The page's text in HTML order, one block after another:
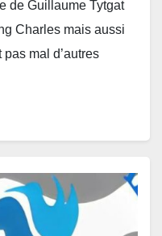
de Guillaume Tytgat
Charles mais aussi
mal d’autres